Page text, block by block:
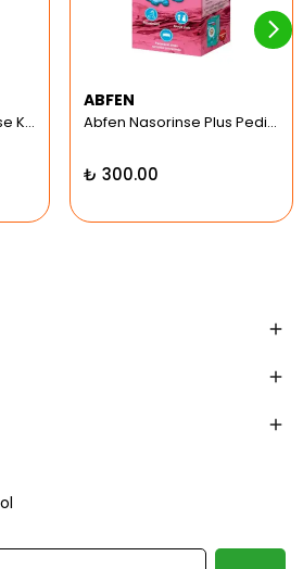
Abfen Farma Sinüs Rinse Kit Pediatrik Hipertonic
ABFEN
Abfen Nasorinse Plus Pediatrik Burun Yıkama Kiti
₺ 300.00